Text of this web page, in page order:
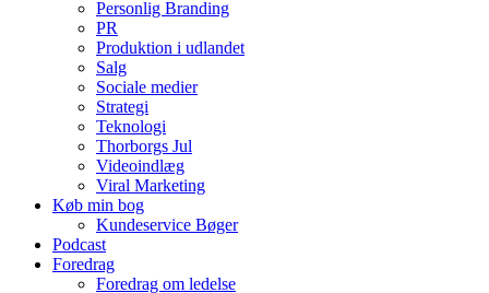
Personlig Branding
PR
Produktion i udlandet
Salg
Sociale medier
Strategi
Teknologi
Thorborgs Jul
Videoindlæg
Viral Marketing
Køb min bog
Kundeservice Bøger
Podcast
Foredrag
Foredrag om ledelse